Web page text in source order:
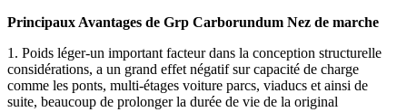
Principaux Avantages de Grp Carborundum Nez de marche
1. Poids léger-un important facteur dans la conception structurelle
considérations, a un grand effet négatif sur capacité de charge
comme les ponts, multi-étages voiture parcs, viaducs et ainsi de
suite, beaucoup de prolonger la durée de vie de la original